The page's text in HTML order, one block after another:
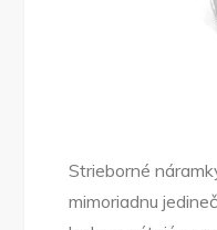
Strieborné
mimoriadnu